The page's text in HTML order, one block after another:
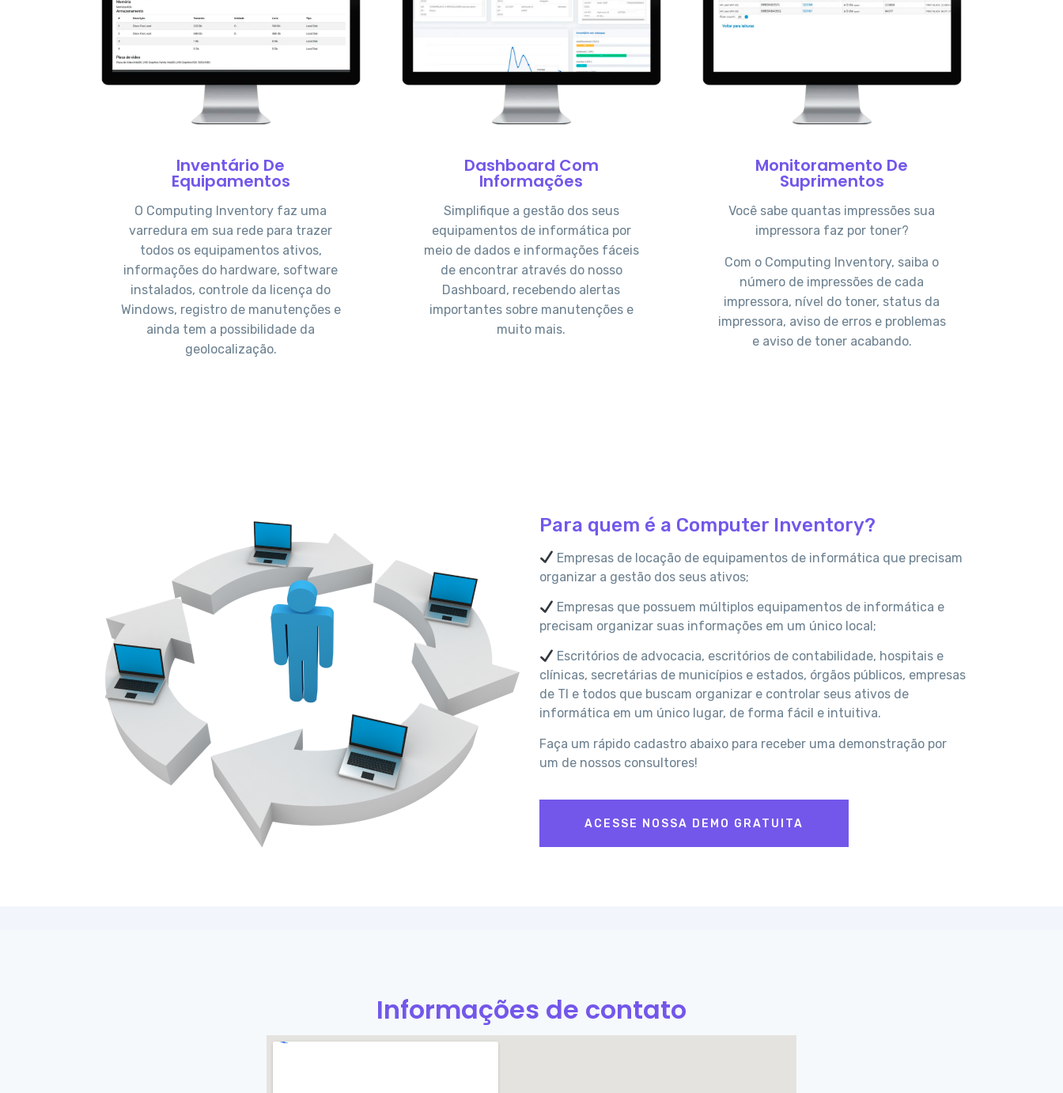
Inventário De
Equipamentos
O Computing Inventory faz uma
varredura em sua rede para trazer
todos os equipamentos ativos,
informações do hardware, software
instalados, controle da licença do
Windows, registro de manutenções e
ainda tem a possibilidade da
geolocalização.
Dashboard Com
Informações
Simplifique a gestão dos seus
equipamentos de informática por
meio de dados e informações fáceis
de encontrar através do nosso
Dashboard, recebendo alertas
importantes sobre manutenções e
muito mais.
Monitoramento De
Suprimentos
Você sabe quantas impressões sua
impressora faz por toner?
Com o Computing Inventory, saiba o
número de impressões de cada
impressora, nível do toner, status da
impressora, aviso de erros e problemas
e aviso de toner acabando.
Para quem é a Computer Inventory?
Empresas de locação de equipamentos de informática que precisam
organizar a gestão dos seus ativos;
Empresas que possuem múltiplos equipamentos de informática e
precisam organizar suas informações em um único local;
Escritórios de advocacia, escritórios de contabilidade, hospitais e
clínicas, secretárias de municípios e estados, órgãos públicos, empresas
de TI e todos que buscam organizar e controlar seus ativos de
informática em um único lugar, de forma fácil e intuitiva.
Faça um rápido cadastro abaixo para receber uma demonstração por
um de nossos consultores!
ACESSE NOSSA DEMO GRATUITA
Informações de contato